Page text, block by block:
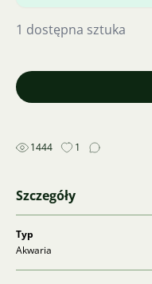
1 dostępna sztuka
1444 1
Szczegóły
Typ
Akwaria